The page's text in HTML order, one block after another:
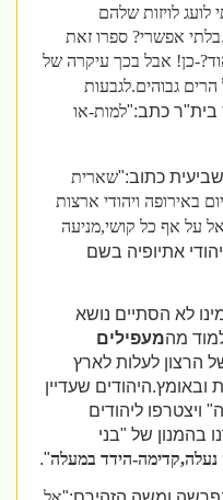
לויזות שלהם
אפשרי? ספרו זאת
כן! אבל בכך עיקרה של
גבוהים.לגבעות
כתב:"למות-או
כתוב:"שארית
ויהודי ארצות
אף כל קושי,מניעה
אתיופיה בשם
לא הסתיים נושא
מהמעפילים
לעלות לארץ
שעדיין
ליהודים
של "בני
הידד במעלה".